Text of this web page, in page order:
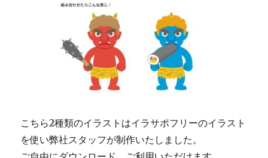
こちら2種類のイラストはイラサポフリーのイラスト
を使い弊社スタッフが制作いたしました。